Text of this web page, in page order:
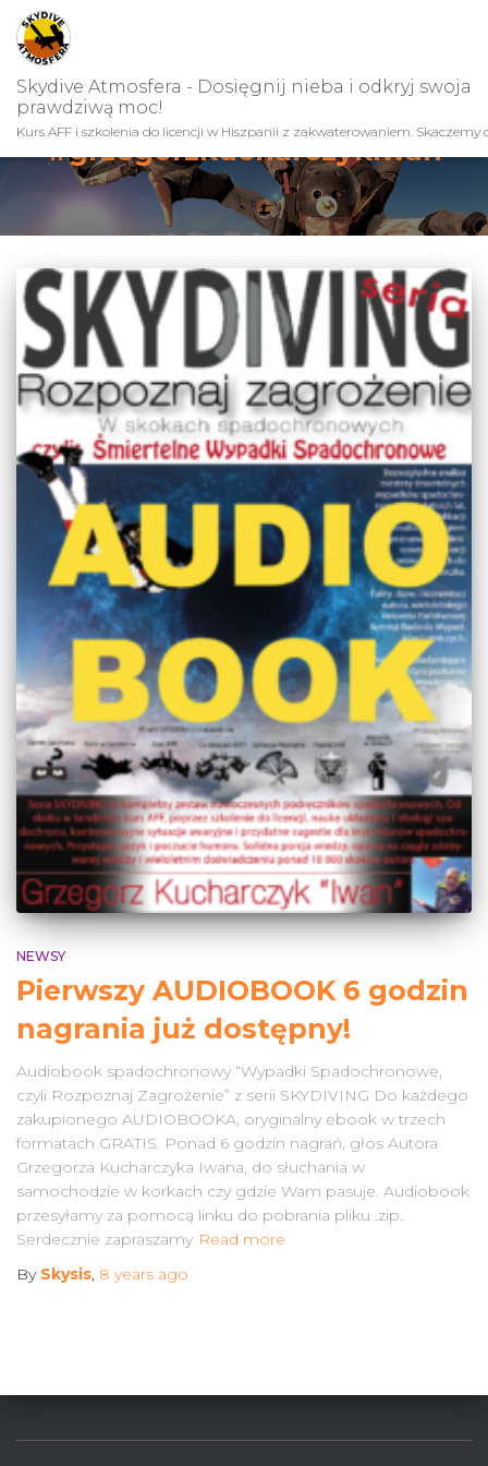
Skydive Atmosfera - Dosięgnij nieba i odkryj swoja
prawdziwą moc!
Kurs AFF i szkolenia do licencji w Hiszpanii z zakwaterowaniem. Skaczemy
#grzegorzkucharczykiwan
NEWSY
Pierwszy AUDIOBOOK 6 godzin
nagrania już dostępny!
Audiobook spadochronowy “Wypadki Spadochronowe,
czyli Rozpoznaj Zagrożenie” z serii SKYDIVING Do każdego
zakupionego AUDIOBOOKA, oryginalny ebook w trzech
formatach GRATIS. Ponad 6 godzin nagrań, głos Autora
Grzegorza Kucharczyka Iwana, do słuchania w
samochodzie w korkach czy gdzie Wam pasuje. Audiobook
przesyłamy za pomocą linku do pobrania pliku .zip.
Serdecznie zapraszamy Read more
By Skysis, 8 years ago